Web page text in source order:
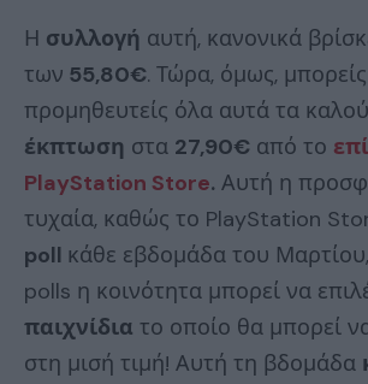
Η συλλογή αυτή, κανονικά
των 55,80€. Τώρα, όμως,
προμηθευτείς όλα αυτά τα
έκπτωση στα 27,90€ από το
PlayStation Store. Αυτή η
τυχαία, καθώς το PlayStation
poll κάθε εβδομάδα του
polls η κοινότητα μπορεί να
παιχνίδια το οποίο θα μπορεί
στη μισή τιμή! Αυτή τη βδομάδα